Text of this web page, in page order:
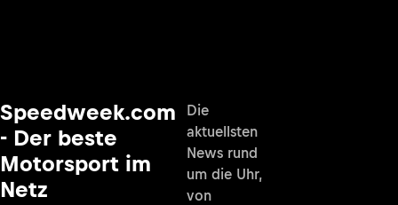
Speedweek.com
- Der beste
Motorsport im
Netz
Die
aktuellsten
News rund
um die Uhr,
von